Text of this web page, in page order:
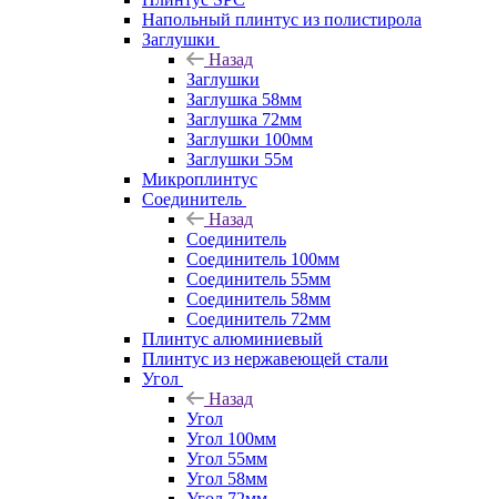
Напольный плинтус из полистирола
Заглушки
Назад
Заглушки
Заглушка 58мм
Заглушка 72мм
Заглушки 100мм
Заглушки 55м
Микроплинтус
Соединитель
Назад
Соединитель
Соединитель 100мм
Соединитель 55мм
Соединитель 58мм
Соединитель 72мм
Плинтус алюминиевый
Плинтус из нержавеющей стали
Угол
Назад
Угол
Угол 100мм
Угол 55мм
Угол 58мм